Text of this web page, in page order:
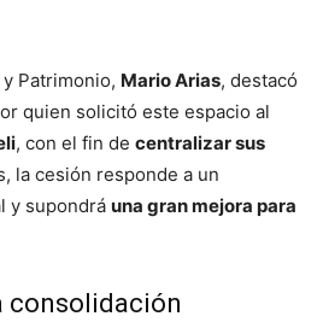
Patrimonio, Mario Arias, destacó
quien solicitó este espacio al
, con el fin de centralizar sus
la cesión responde a un
y supondrá una gran mejora para
consolidación